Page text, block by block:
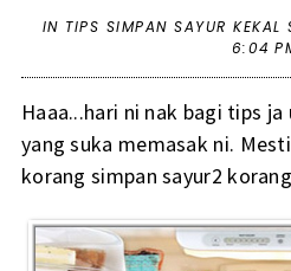
IN TIPS SIMPAN SAYUR KEKAL
6:04
Haaa...hari ni nak bagi tips
yang suka memasak ni.
korang simpan sayur2